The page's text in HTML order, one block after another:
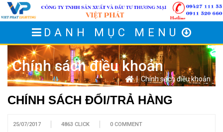
DANH MỤC MENU
Chính sách điều khoản
| Chính sách điều khoản
CHÍNH SÁCH ĐỔI/TRẢ HÀNG
25/07/2017 4863 CLICK 0 COMMENT